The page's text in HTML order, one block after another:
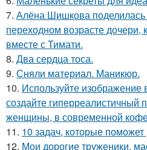
7. Алёна Шишкова
переходном возрасте дочери,
вместе с Тимати.
8. Два сердца тоса.
9. Сняли материал. Маникюр.
10. Используйте изображение
создайте гиперреалистичный
женщины, в современной
11. 10 задач, которые
12. Мои дорогие труженики,